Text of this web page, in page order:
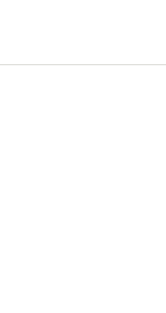
なさそうにおっし